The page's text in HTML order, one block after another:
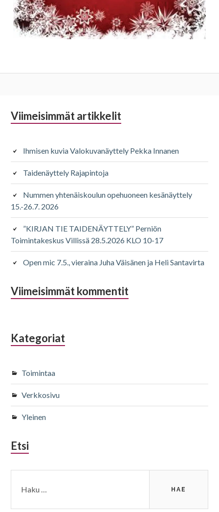
Alapalkin
Viimeisimmät artikkelit
Ihmisen kuvia Valokuvanäyttely Pekka Innanen
Taidenäyttely Rajapintoja
Nummen yhtenäiskoulun opehuoneen kesänäyttely
15.-26.7. 2026
”KIRJAN TIE TAIDENÄYTTELY” Perniön
Toimintakeskus Villissä 28.5.2026 KLO 10-17
Open mic 7.5., vieraina Juha Väisänen ja Heli Santavirta
Viimeisimmät kommentit
Kategoriat
Toimintaa
Verkkosivu
Yleinen
Etsi